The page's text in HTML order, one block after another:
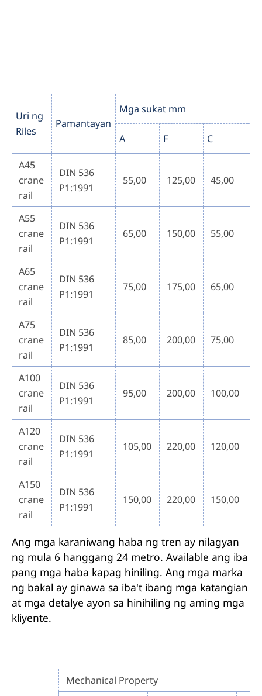
Uri ng
Riles
Pamantayan
Mga sukat mm
A F C
A45
crane
rail
DIN 536
P1:1991
55,00 125,00 45,00
A55
crane
rail
DIN 536
P1:1991
65,00 150,00 55,00
A65
crane
rail
DIN 536
P1:1991
75,00 175,00 65,00
A75
crane
rail
DIN 536
P1:1991
85,00 200,00 75,00
A100
crane
rail
DIN 536
P1:1991
95,00 200,00 100,00
A120
crane
rail
DIN 536
P1:1991
105,00 220,00 120,00
A150
crane
rail
DIN 536
P1:1991
150,00 220,00 150,00
Ang mga karaniwang haba ng tren ay nilagyan
ng mula 6 hanggang 24 metro. Available ang iba
pang mga haba kapag hiniling. Ang mga marka
ng bakal ay ginawa sa iba't ibang mga katangian
at mga detalye ayon sa hinihiling ng aming mga
kliyente.
Mechanical Property